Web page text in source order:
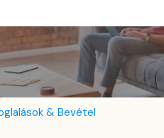
& Bevétel